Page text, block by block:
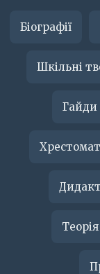
Біографії
Шкільні
Гайди